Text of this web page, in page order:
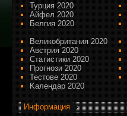
Турция 2020
Айфел 2020
Белгия 2020
Великобритания 2020
Австрия 2020
Статистики 2020
Прогнози 2020
Тестове 2020
Kалендар 2020
Информация